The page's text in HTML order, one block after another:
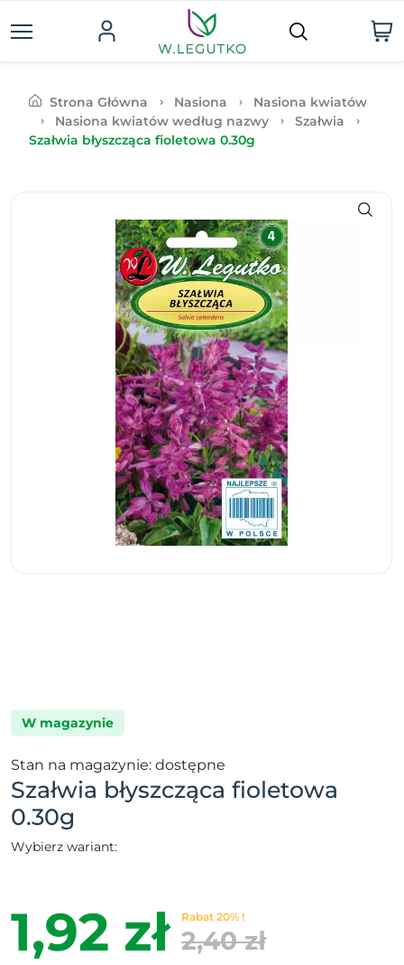
Strona Główna Nasiona
Nasiona kwiatów
Nasiona kwiatów według nazwy
Szałwia
Szałwia błyszcząca fioletowa 0.30g
W magazynie
Stan na magazynie: dostępne
Szałwia błyszcząca fioletowa
0.30g
Wybierz wariant:
1,92 zł Rabat 20% !
2,40 zł